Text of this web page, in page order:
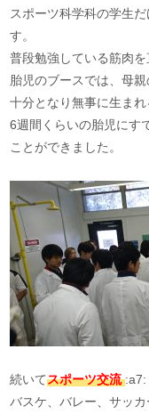
スポーツ科学科の学生
す。
普段勉強している筋肉
胎児のブースでは、母
十分となり無事に生まれ
6週間くらいの胎児にす
ことができました。
続いてスポーツ交流:a7:
バスケ、バレー、サッ